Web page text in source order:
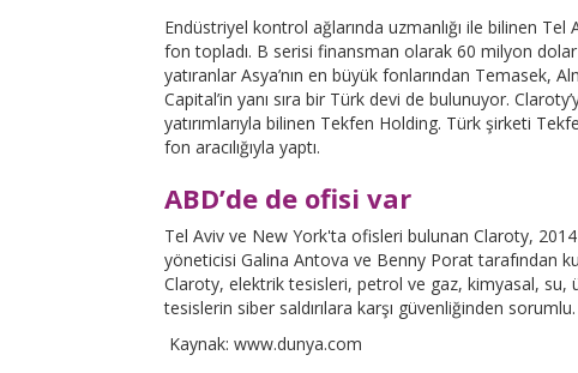
Endüstriyel kontrol ağlarında uzmanlığı ile bilinen
fon topladı. B serisi finansman olarak 60 milyon
yatıranlar Asya’nın en büyük fonlarından Temasek,
Capital’in yanı sıra bir Türk devi de bulunuyor.
yatırımlarıyla bilinen Tekfen Holding. Türk şirketi
fon aracılığıyla yaptı.
ABD’de de ofisi var
Tel Aviv ve New York'ta ofisleri bulunan Claroty,
yöneticisi Galina Antova ve Benny Porat tarafından
Claroty, elektrik tesisleri, petrol ve gaz, kimyasal,
tesislerin siber saldırılara karşı güvenliğinden sorumlu.
Kaynak: www.dunya.com